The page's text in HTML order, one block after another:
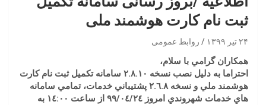
ثبت نام کارت هوشمند ملی
۲۴ تیر ۱۳۹۹ روابط عمومی
همكاران گرامي با سلام،
احتراما به دليل نصب نسخه ٢.٨.١٠ سامانه تكميل ثبت نام كارت
هوشمند ملي و نسخه ٢.٦.٨ پشتيباني خدمات، تمامي سامانه
هاي خدمات شهروندي امروز ٩٩/٠٤/٢٤ از ساعت ١٤:٠٠ به